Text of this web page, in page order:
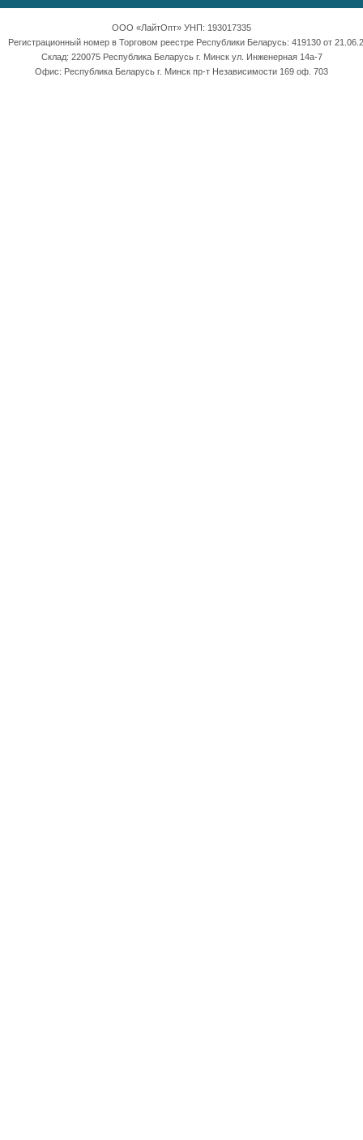
ООО «ЛайтОпт» УНП: 193017335
Регистрационный номер в Торговом реестре Республики Беларусь: 419130 от
Склад: 220075 Республика Беларусь г. Минск ул. Инженерная 14а-7
Офис: Республика Беларусь г. Минск пр-т Независимости 169 оф. 703